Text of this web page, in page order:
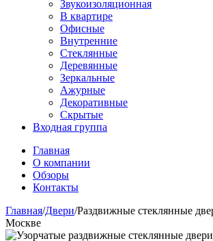
Звукоизоляционная
В квартире
Офисные
Внутренние
Стеклянные
Деревянные
Зеркальные
Ажурные
Декоративные
Скрытые
Входная группа
Главная
О компании
Обзоры
Контакты
Главная/Двери/Раздвижные стеклянные
Москве